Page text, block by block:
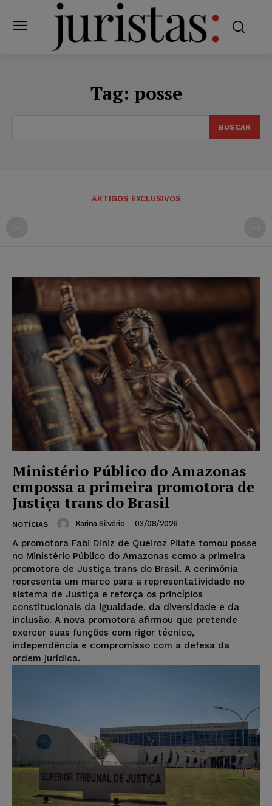
Tag: posse
BUSCAR
ARTIGOS EXCLUSIVOS
Ministério Público do Amazonas
empossa a primeira promotora de
Justiça trans do Brasil
NOTÍCIAS Karina Silvério - 03/08/2026
A promotora Fabi Diniz de Queiroz Pilate tomou posse
no Ministério Público do Amazonas como a primeira
promotora de Justiça trans do Brasil. A cerimônia
representa um marco para a representatividade no
sistema de Justiça e reforça os princípios
constitucionais da igualdade, da diversidade e da
inclusão. A nova promotora afirmou que pretende
exercer suas funções com rigor técnico,
independência e compromisso com a defesa da
ordem jurídica.